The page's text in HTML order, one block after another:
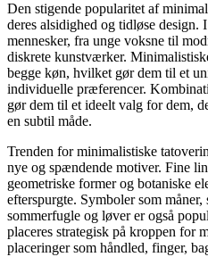
Den stigende popularitet af
deres alsidighed og tidløse design.
mennesker, fra unge voksne til
diskrete kunstværker.
begge køn, hvilket gør dem til et
individuelle præferencer.
gør dem til et ideelt valg for dem,
en subtil måde.
Trenden for minimalistiske
nye og spændende motiver. Fine
geometriske former og botaniske
efterspurgte. Symboler som
sommerfugle og løver er også
placeres strategisk på kroppen for
placeringer som håndled, finger,